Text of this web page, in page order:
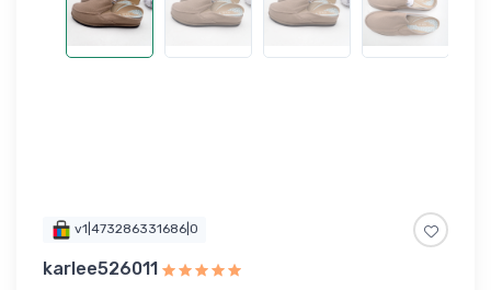
v1|473286331686|0
karlee526011